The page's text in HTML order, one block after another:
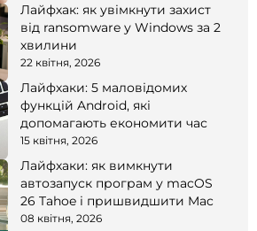
Лайфхак: як увімкнути захист
від ransomware у Windows за 2
хвилини
22 квітня, 2026
Лайфхаки: 5 маловідомих
функцій Android, які
допомагають економити час
15 квітня, 2026
Лайфхаки: як вимкнути
автозапуск програм у macOS
26 Tahoe і пришвидшити Mac
08 квітня, 2026